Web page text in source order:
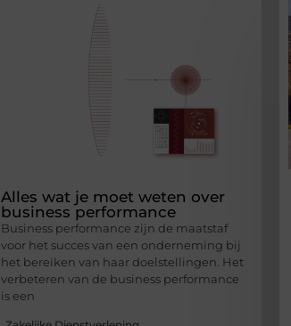
Alles wat je moet weten over
business performance
Business performance zijn de maatstaf
voor het succes van een onderneming bij
het bereiken van haar doelstellingen. Het
verbeteren van de business performance
is een